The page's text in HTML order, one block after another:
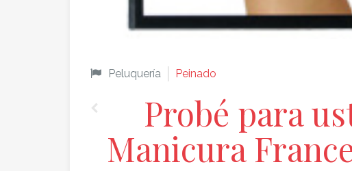
Peluquería Peinado
Probé para
Manicura